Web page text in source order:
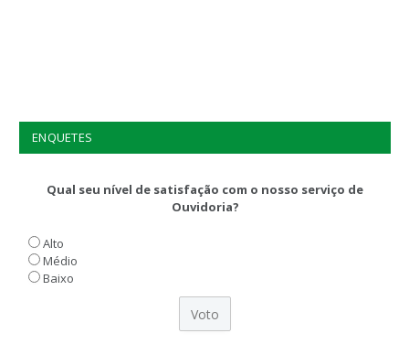
ENQUETES
Qual seu nível de satisfação com o nosso serviço de
Ouvidoria?
Alto
Médio
Baixo